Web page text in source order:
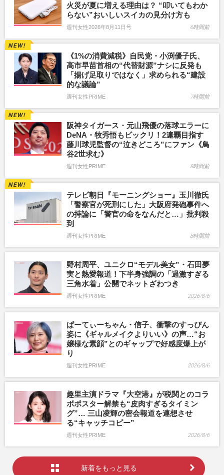
火災が夏に増える理由は？ “叩いてもわか
らない”おいしいスイカの見分け方も
週刊女性2026年8月11日号 6時間前
《1%の消費減税》自民党・小渕優子氏、
高市早苗首相の“代替財源”ナシに反発も
「揚げ足取りではなく」求められる“建設
的な議論”
週刊女性PRIME 7時間前
阪神タイガース・元山飛優の落球エラーに
DeNA・牧秀悟もビックリ！2連覇目指す
藤川球児監督の“泣きどころ”にファン《鳥
谷2世求む》
週刊女性PRIME 8時間前
テレビ朝日『モーニングショー』玉川徹氏
「警察官が死刑にした」大阪府発砲事件へ
の持論に「警官の命をなんだと…」批判殺
到
週刊女性PRIME 8時間前
野村周平、ユニクロ“モデル美女”・石田夢
実と熱愛報道！下半身強調の「過激すぎる
三角水着」公開でネットざわつき
週刊女性PRIME 2026/8/6
ぱーてぃーちゃん・信子、衝撃のすっぴん
姿に《ギャルメイクよりいい》の声…“お
嬢様な素顔”とのギャップで好感度爆上が
り
週刊女性PRIME 2026/8/6
趣里主演ドラマ『大空港』が税関とのコラ
ボポスター解禁も“皮肉すぎるタイミン
グ”… 三山凌輝の密会報道を連想させ
る“キャッチコピー”
週刊女性PRIME 2026/8/6
新着をもっと見る